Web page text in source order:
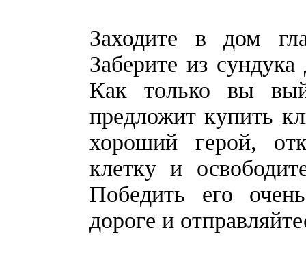
Заходите в дом
Заберите из
Как только вы
предложит купить
хороший герой,
клетку и
Победить его
дороге и